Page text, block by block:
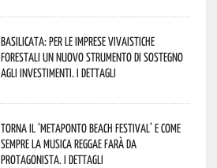
Basilicata: per le imprese vivaistiche
forestali un nuovo strumento di sostegno
agli investimenti. I dettagli
Torna il ‘Metaponto beach festival’ e come
sempre la musica reggae farà da
protagonista. I dettagli